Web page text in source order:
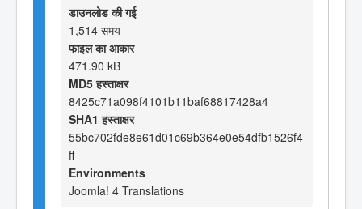
डाउनलोड की गई
1,514 समय
फाइल का आकार
471.90 kB
MD5 हस्ताक्षर
8425c71a098f4101b11baf68817428a4
SHA1 हस्ताक्षर
55bc702fde8e61d01c69b364e0e54dfb1526f4
ff
Environments
Joomla! 4 Translations